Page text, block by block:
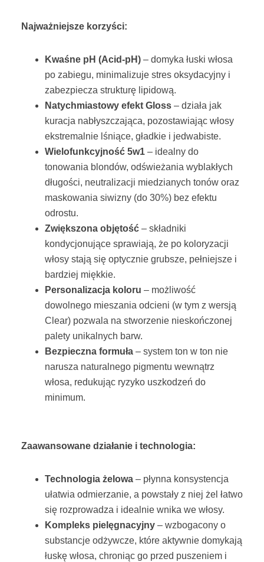
Najważniejsze korzyści:
Kwaśne pH (Acid-pH) – domyka łuski włosa
po zabiegu, minimalizuje stres oksydacyjny i
zabezpiecza strukturę lipidową.
Natychmiastowy efekt Gloss – działa jak
kuracja nabłyszczająca, pozostawiając włosy
ekstremalnie lśniące, gładkie i jedwabiste.
Wielofunkcyjność 5w1 – idealny do
tonowania blondów, odświeżania wyblakłych
długości, neutralizacji miedzianych tonów oraz
maskowania siwizny (do 30%) bez efektu
odrostu.
Zwiększona objętość – składniki
kondycjonujące sprawiają, że po koloryzacji
włosy stają się optycznie grubsze, pełniejsze i
bardziej miękkie.
Personalizacja koloru – możliwość
dowolnego mieszania odcieni (w tym z wersją
Clear) pozwala na stworzenie nieskończonej
palety unikalnych barw.
Bezpieczna formuła – system ton w ton nie
narusza naturalnego pigmentu wewnątrz
włosa, redukując ryzyko uszkodzeń do
minimum.
Zaawansowane działanie i technologia:
Technologia żelowa – płynna konsystencja
ułatwia odmierzanie, a powstały z niej żel łatwo
się rozprowadza i idealnie wnika we włosy.
Kompleks pielęgnacyjny – wzbogacony o
substancje odżywcze, które aktywnie domykają
łuskę włosa, chroniąc go przed puszeniem i